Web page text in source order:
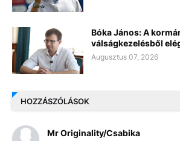
Bóka János: A
válságkezelésből
Augusztus 07, 2026
HOZZÁSZÓLÁSOK
Mr Originality/Csabika